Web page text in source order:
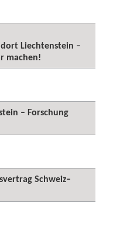
Liechtenstein –
machen!
– Forschung
Schweiz–